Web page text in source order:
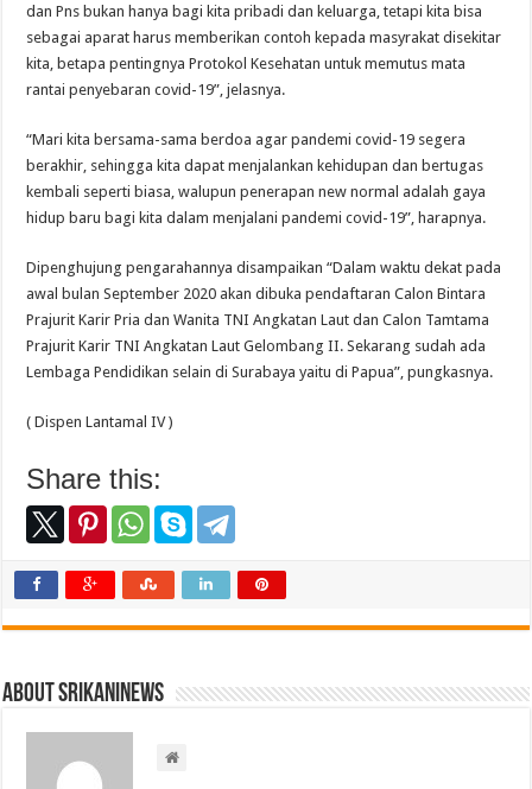
dan Pns bukan hanya bagi kita pribadi dan keluarga, tetapi kita bisa
sebagai aparat harus memberikan contoh kepada masyrakat disekitar
kita, betapa pentingnya Protokol Kesehatan untuk memutus mata
rantai penyebaran covid-19”, jelasnya.
“Mari kita bersama-sama berdoa agar pandemi covid-19 segera
berakhir, sehingga kita dapat menjalankan kehidupan dan bertugas
kembali seperti biasa, walupun penerapan new normal adalah gaya
hidup baru bagi kita dalam menjalani pandemi covid-19”, harapnya.
Dipenghujung pengarahannya disampaikan “Dalam waktu dekat pada
awal bulan September 2020 akan dibuka pendaftaran Calon Bintara
Prajurit Karir Pria dan Wanita TNI Angkatan Laut dan Calon Tamtama
Prajurit Karir TNI Angkatan Laut Gelombang II. Sekarang sudah ada
Lembaga Pendidikan selain di Surabaya yaitu di Papua”, pungkasnya.
( Dispen Lantamal IV )
Share this:
About srikaninews